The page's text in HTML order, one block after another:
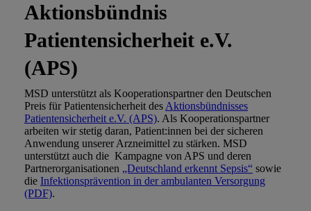
Aktionsbündnis
Patientensicherheit e.V.
(APS)
MSD unterstützt als Kooperationspartner den Deutschen
Preis für Patientensicherheit desAktionsbündnisses
Patientensicherheit e.V. (APS). Als Kooperationspartner
arbeiten wir stetig daran, Patient:innen bei der sicheren
Anwendung unserer Arzneimittel zu stärken. MSD
unterstützt auch die Kampagne von APS und deren
Partnerorganisationen „Deutschland erkennt Sepsis“ sowie
die Infektionsprävention in der ambulanten Versorgung
(PDF).